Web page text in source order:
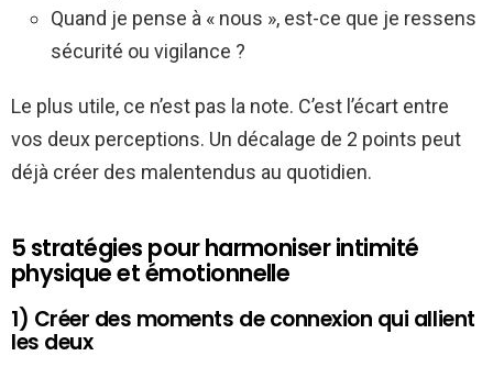
Quand je pense à « nous », est-ce que je ressens
sécurité ou vigilance ?
Le plus utile, ce n’est pas la note. C’est l’écart entre
vos deux perceptions. Un décalage de 2 points peut
déjà créer des malentendus au quotidien.
5 stratégies pour harmoniser intimité
physique et émotionnelle
1) Créer des moments de connexion qui allient
les deux